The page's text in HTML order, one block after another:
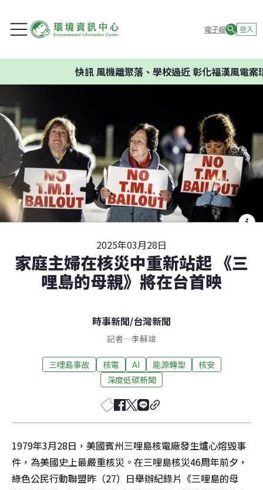
電子報 登入
風機離聚落、學校過近 彰化福漢風電案環委
2025年03月28日
家庭主婦在核災中重新站起 《三
哩島的母親》將在台首映
時事新聞/台灣新聞
記者—李蘇竣
三哩島事故 核電 AI 能源轉型
核安
深度低碳新聞
1979年3月28日，美國賓州三哩島核電廠發生爐心熔毀事
件，為美國史上最嚴重核災。在三哩島核災46周年前夕，
綠色公民行動聯盟昨（27）日舉辦紀錄片《三哩島的母